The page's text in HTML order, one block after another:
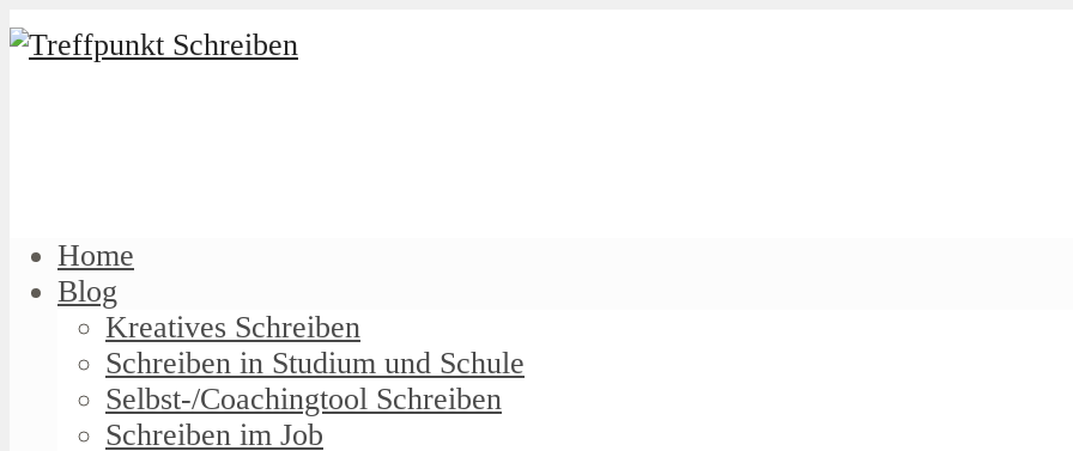
Home
Blog
Kreatives Schreiben
Schreiben in Studium und Schule
Selbst-/Coachingtool Schreiben
Schreiben im Job